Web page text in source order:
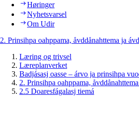
Høringer
Nyhetsvarsel
Om Udir
2. Prinsihpa oahppama, åvddånahttema ja
Læring og trivsel
Læreplanverket
Badjásasj oasse – árvo ja prinsihpa
2. Prinsihpa oahppama,
2.5 Doaresfágalasj tiemá